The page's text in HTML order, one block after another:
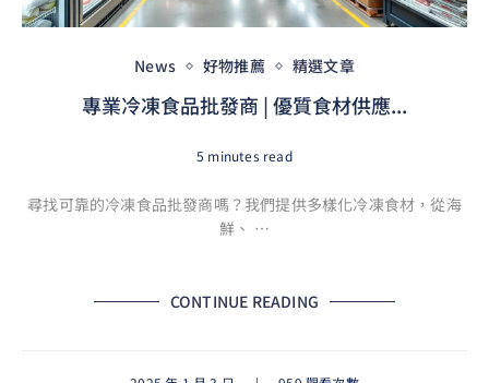
News 好物推薦 精選文章
專業冷凍食品批發商 | 優質食材供應...
5 minutes read
尋找可靠的冷凍食品批發商嗎？我們提供多樣化冷凍食材，從海
鮮、 …
CONTINUE READING